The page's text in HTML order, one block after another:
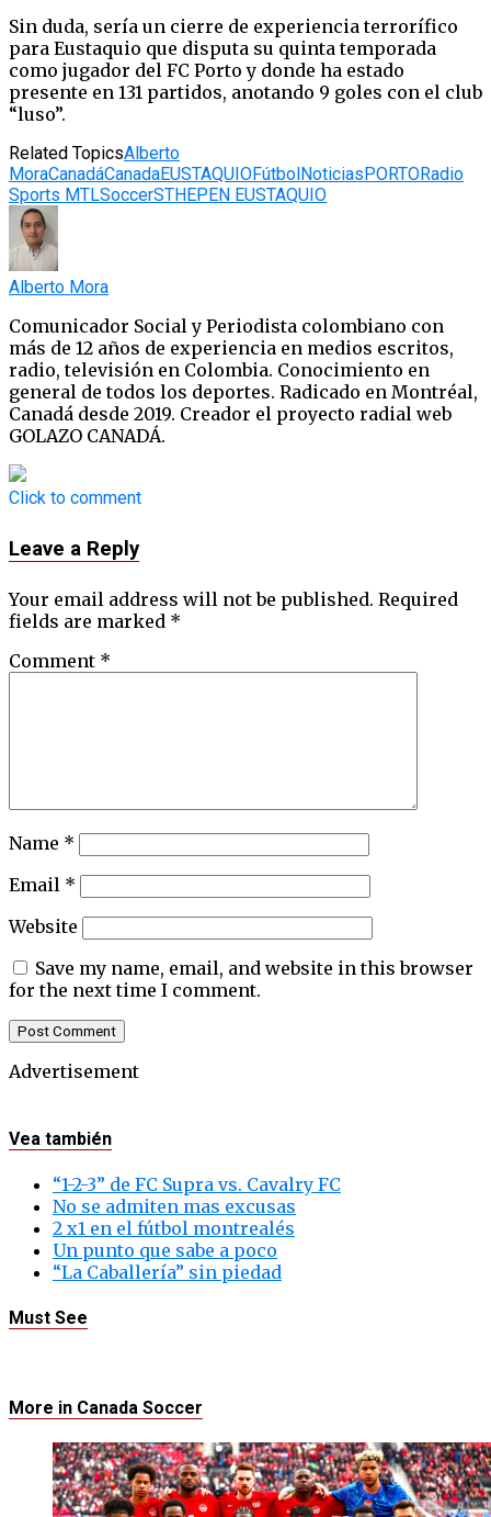
Sin duda, sería un cierre de experiencia terrorífico
para Eustaquio que disputa su quinta temporada
como jugador del FC Porto y donde ha estado
presente en 131 partidos, anotando 9 goles con el club
“luso”.
Related TopicsAlberto
MoraCanadáCanadaEUSTAQUIOFútbol Noticias PORTORadio
Sports MTLSoccerSTHEPEN EUSTAQUIO
Alberto Mora
Comunicador Social y Periodista colombiano con
más de 12 años de experiencia en medios escritos,
radio, televisión en Colombia. Conocimiento en
general de todos los deportes. Radicado en Montréal,
Canadá desde 2019. Creador el proyecto radial web
GOLAZO CANADÁ.
Click to comment
Leave a Reply
Your email address will not be published. Required
fields are marked *
Comment *
Name *
Email *
Website
Save my name, email, and website in this browser
for the next time I comment.
Advertisement
Vea también
“1-2-3” de FC Supra vs. Cavalry FC
No se admiten mas excusas
2 x1 en el fútbol montrealés
Un punto que sabe a poco
“La Caballería” sin piedad
Must See
More in Canada Soccer